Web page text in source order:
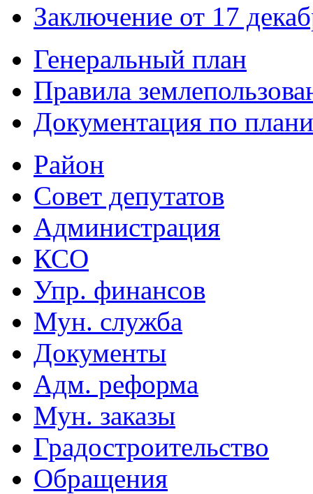
Заключение от 17
Генеральный план
Правила
Документация по
Район
Совет депутатов
Администрация
КСО
Упр. финансов
Мун. служба
Документы
Адм. реформа
Мун. заказы
Градостроительство
Обращения